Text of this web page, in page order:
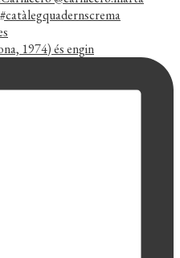
1974) és engin